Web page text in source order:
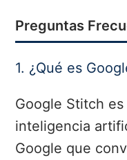
Preguntas
1. ¿Qué es
Google Stitch
inteligencia
Google que